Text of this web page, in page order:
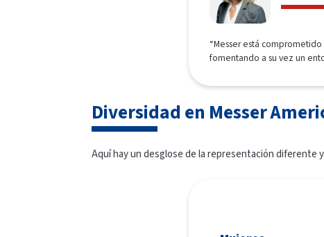
“Messer está
fomentando a su vez un
Diversidad en Messer
Aquí hay un desglose de la representación diferente